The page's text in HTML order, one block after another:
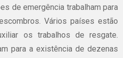
de emergência trabalham para
Vários países estão
os trabalhos de resgate.
para a existência de dezenas